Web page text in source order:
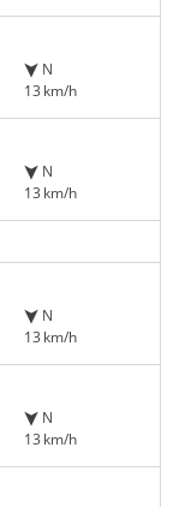
N
13 km/h
N
13 km/h
N
13 km/h
N
13 km/h